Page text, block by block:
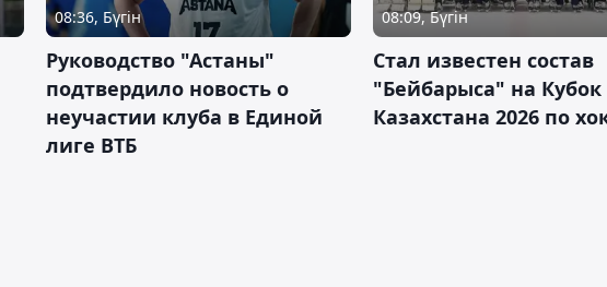
08:36, Бүгін
Руководство "Астаны"
подтвердило новость о
неучастии клуба в Единой
лиге ВТБ
08:09, Бүгін
Стал известен состав
"Бейбарыса" на Кубок
Казахстана 2026 по